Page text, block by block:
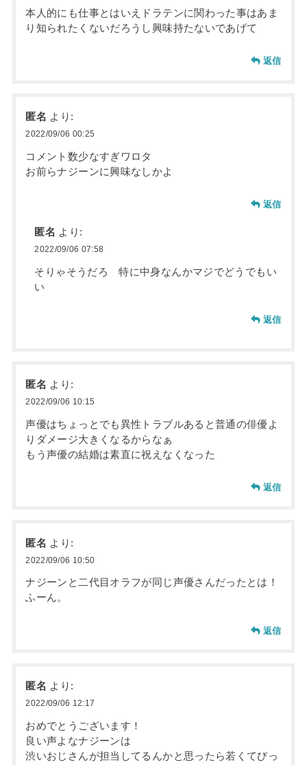
本人的にも仕事とはいえドラテンに関わった事はあま
り知られたくないだろうし興味持たないであげて
返信
匿名 より:
2022/09/06 00:25
コメント数少なすぎワロタ
お前らナジーンに興味なしかよ
返信
匿名 より:
2022/09/06 07:58
そりゃそうだろ 特に中身なんかマジでどうでもい
い
返信
匿名 より:
2022/09/06 10:15
声優はちょっとでも異性トラブルあると普通の俳優よ
りダメージ大きくなるからなぁ
もう声優の結婚は素直に祝えなくなった
返信
匿名 より:
2022/09/06 10:50
ナジーンと二代目オラフが同じ声優さんだったとは！
ふーん。
返信
匿名 より:
2022/09/06 12:17
おめでとうございます！
良い声よなナジーンは
渋いおじさんが担当してるんかと思ったら若くてびっ